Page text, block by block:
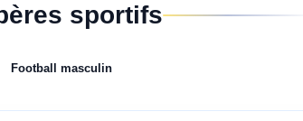
sportifs
Football masculin